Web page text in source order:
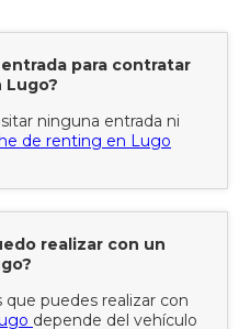
para contratar
ninguna entrada ni
de renting en Lugo
realizar con un
puedes realizar con
depende del vehículo